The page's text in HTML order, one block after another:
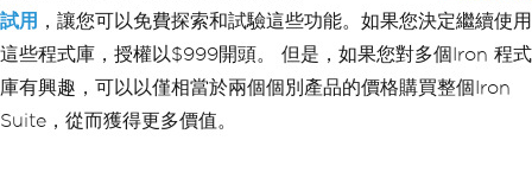
試用 ，讓您可以免費探索和試驗這些功能。如果您決定繼續使用
這些程式庫，授權以$999開頭。 但是，如果您對多個Iron 程式
庫有興趣，可以以僅相當於兩個個別產品的價格購買整個Iron
Suite，從而獲得更多價值。